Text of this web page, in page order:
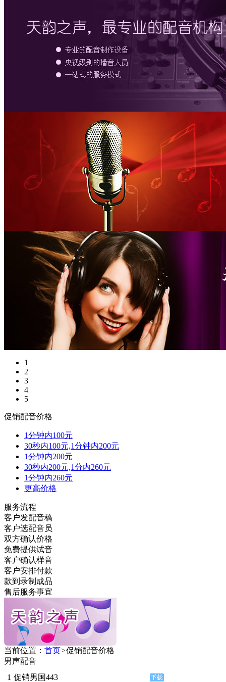
1
2
3
4
5
促销配音价格
1分钟内100元
30秒内100元,1分钟内200元
1分钟内200元
30秒内200元,1分内260元
1分钟内260元
更高价格
服务流程
客户发配音稿
客户选配音员
双方确认价格
免费提供试音
客户确认样音
客户安排付款
款到录制成品
售后服务事宜
当前位置： 首页>促销配音价格
男声配音
1 促销男国443